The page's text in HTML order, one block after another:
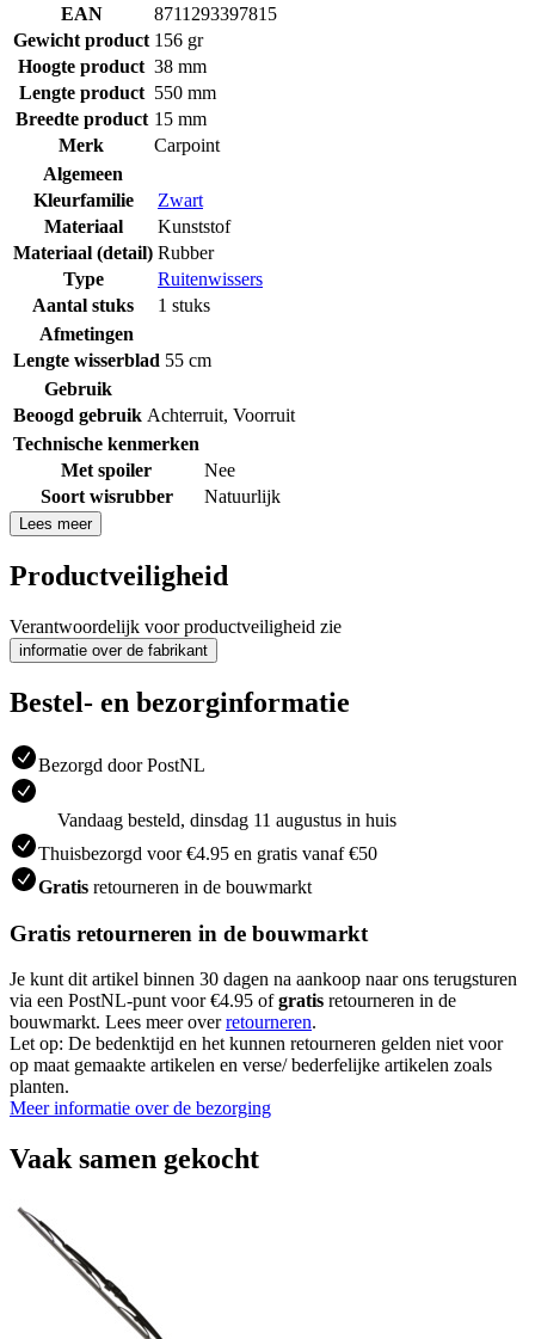
EAN
8711293397815
Gewicht product 156 gr
Hoogte product 38 mm
Lengte product 550 mm
Breedte product 15 mm
Merk
Carpoint
Algemeen
Kleurfamilie
Zwart
Materiaal
Kunststof
Materiaal (detail) Rubber
Type
Ruitenwissers
Aantal stuks
1 stuks
Afmetingen
Lengte wisserblad 55 cm
Gebruik
Beoogd gebruik Achterruit, Voorruit
Technische kenmerken
Met spoiler
Nee
Soort wisrubber
Natuurlijk
Lees meer
Productveiligheid
Verantwoordelijk voor productveiligheid zie
informatie over de fabrikant
Bestel- en bezorginformatie
Bezorgd door PostNL
Vandaag besteld, dinsdag 11 augustus in huis
Thuisbezorgd voor €4.95 en gratis vanaf €50
Gratis retourneren in de bouwmarkt
Gratis retourneren in de bouwmarkt
Je kunt dit artikel binnen 30 dagen na aankoop naar ons terugsturen
via een PostNL-punt voor €4.95 ofgratis retourneren in de
bouwmarkt. Lees meer overretourneren.
Let op: De bedenktijd en het kunnen retourneren gelden niet voor
op maat gemaakte artikelen en verse/ bederfelijke artikelen zoals
planten.
Meer informatie over de bezorging
Vaak samen gekocht